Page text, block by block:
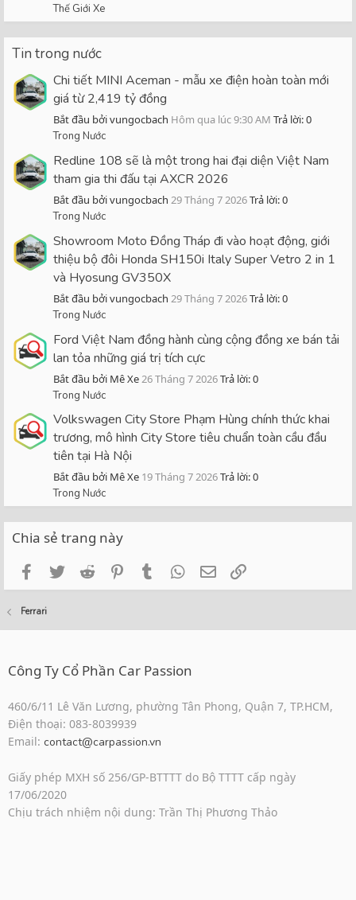
Thế Giới Xe
Tin trong nước
Chi tiết MINI Aceman - mẫu xe điện hoàn toàn mới
giá từ 2,419 tỷ đồng
Bắt đầu bởi vungocbach Hôm qua lúc 9:30 AM Trả lời: 0
Trong Nước
Redline 108 sẽ là một trong hai đại diện Việt Nam
tham gia thi đấu tại AXCR 2026
Bắt đầu bởi vungocbach 29 Tháng 7 2026Trả lời: 0
Trong Nước
Showroom Moto Đồng Tháp đi vào hoạt động, giới
thiệu bộ đôi Honda SH150i Italy Super Vetro 2 in 1
và Hyosung GV350X
Bắt đầu bởi vungocbach 29 Tháng 7 2026Trả lời: 0
Trong Nước
Ford Việt Nam đồng hành cùng cộng đồng xe bán tải
lan tỏa những giá trị tích cực
Bắt đầu bởi Mê Xe26 Tháng 7 2026Trả lời: 0
Trong Nước
Volkswagen City Store Phạm Hùng chính thức khai
trương, mô hình City Store tiêu chuẩn toàn cầu đầu
tiên tại Hà Nội
Bắt đầu bởi Mê Xe 19 Tháng 7 2026Trả lời: 0
Trong Nước
Chia sẻ trang này
FacebookTwitterReddit PinterestTumblrWhatsApp
Email
Ferrari
Công Ty Cổ Phần Car Passion
460/6/11 Lê Văn Lương, phường Tân Phong, Quận 7, TP.HCM,
Điện thoại: 083-8039939
Email: contact@carpassion.vn
Giấy phép MXH số 256/GP-BTTTT do Bộ TTTT cấp ngày
17/06/2020
Chịu trách nhiệm nội dung: Trần Thị Phương Thảo